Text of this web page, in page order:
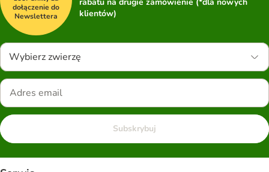
dołączenie do
Newslettera
klientów)
Wybierz zwierzę
Subskrybuj